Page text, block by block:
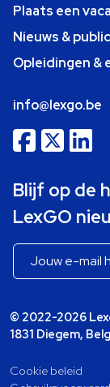
Plaats een
Nieuws &
Opleidingen &
info@lexgo.be
Blijf op de
LexGO
© 2022-2026
1831 Diegem,
Cookie beleid